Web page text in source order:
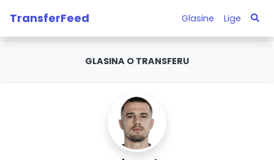
TransferFeed Glasine Lige
GLASINA O TRANSFERU